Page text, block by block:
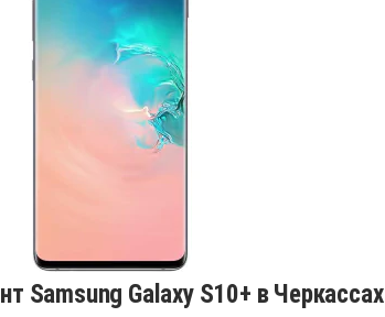
Samsung Galaxy S10+ в Черкассах